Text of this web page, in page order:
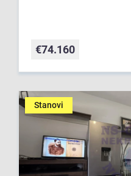
€74.160
Stanovi